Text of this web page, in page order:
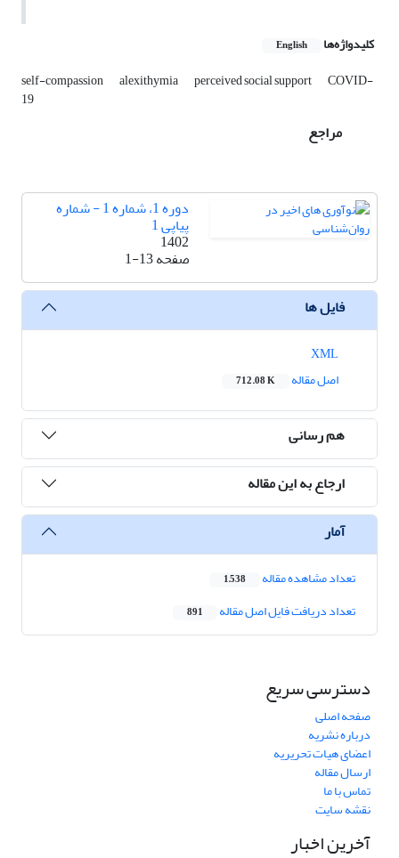
کلیدواژه‌ها English
self-compassion alexithymia perceived social support COVID-
19
مراجع
دوره 1، شماره 1 - شماره
پیاپی 1
1402
صفحه1-13
فایل ها
اصل مقاله
712.08 K
هم رسانی
ارجاع به این مقاله
آمار
تعداد مشاهده مقاله 1,538
تعداد دریافت فایل اصل مقاله 891
دسترسی سریع
صفحه اصلی
درباره نشریه
اعضای هیات تحریریه
ارسال مقاله
تماس با ما
نقشه سایت
آخرین اخبار